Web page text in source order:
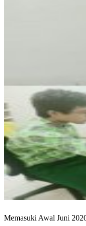
Memasuki Awal Juni